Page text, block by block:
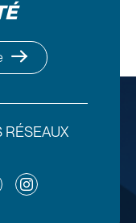
Instagram